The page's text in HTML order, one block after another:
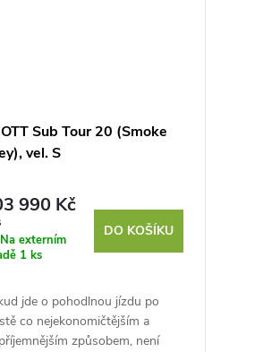
Sub Tour 20 (Smoke
vel. S
990 Kč
Na externím
1 ks
DO KOŠÍKU
jde o pohodlnou jízdu po
co nejekonomičtějším a
způsobem, není